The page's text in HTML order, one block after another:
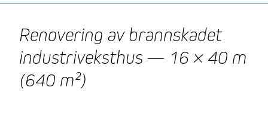
Renovering av brannskadet
industriveksthus — 16 × 40 m
(640 m²)